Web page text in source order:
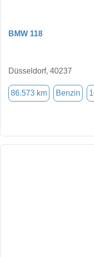
BMW 118
Düsseldorf, 40237
86.573 km Benzin